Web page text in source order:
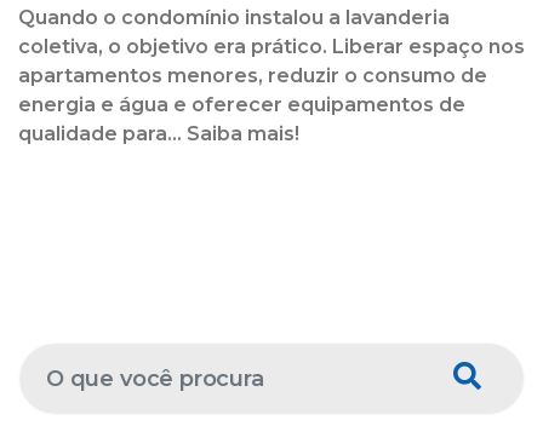
Quando o condomínio instalou a lavanderia
coletiva, o objetivo era prático. Liberar espaço nos
apartamentos menores, reduzir o consumo de
energia e água e oferecer equipamentos de
qualidade para... Saiba mais!